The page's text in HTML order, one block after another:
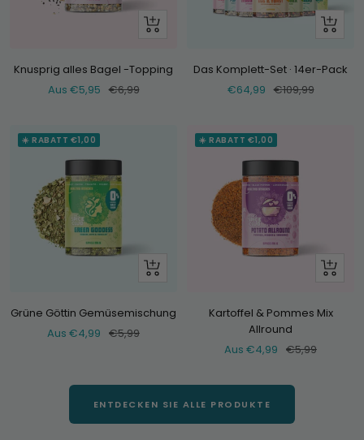
Schau
Knusprig alles Bagel -Topping
Verkaufspreis
Aus €5,95 Normaler
€6,99
+
Das Komplett-Set · 14er-Pack
Verkaufspreis
€64,99 Normaler
€109,99
☀️ RABATT €1,00
Schau
Grüne Göttin Gemüsemischung
Verkaufspreis
Aus €4,99 Normaler
€5,99
☀️ RABATT €1,00
Schau
Kartoffel & Pommes Mix
Allround
Verkaufspreis
Aus €4,99 Normaler
€5,99
ENTDECKEN SIE ALLE PRODUKTE